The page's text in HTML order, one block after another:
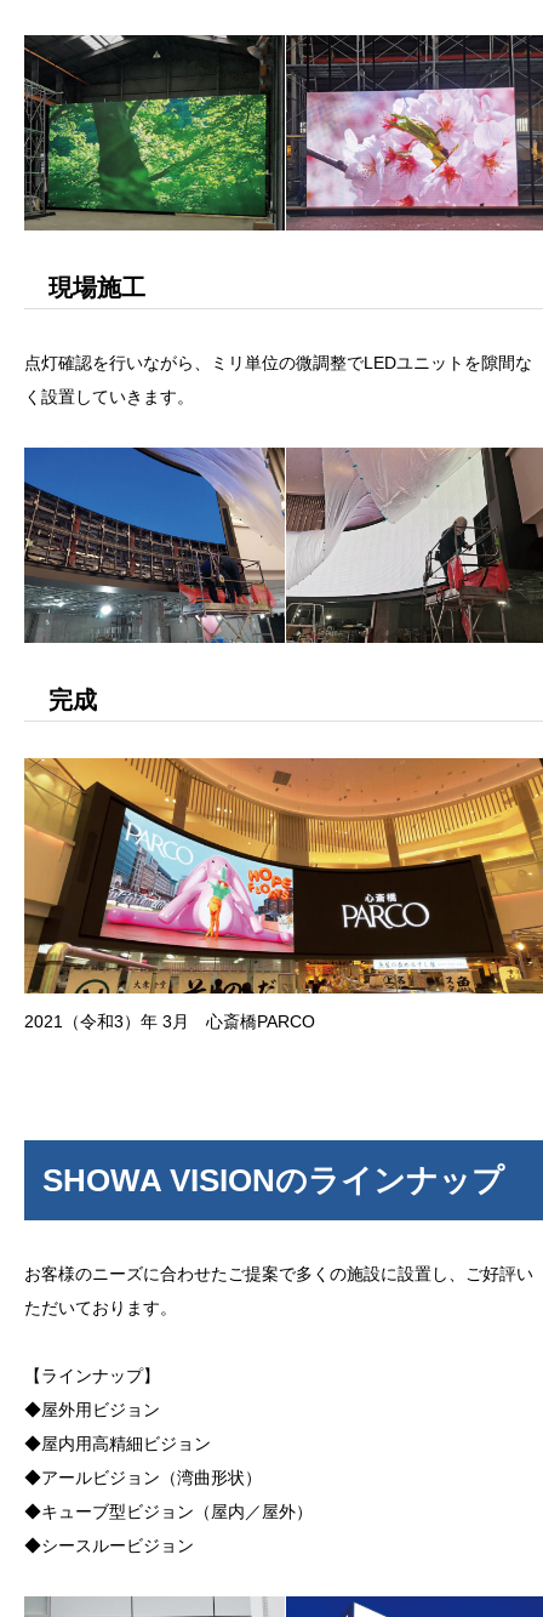
現場施工
点灯確認を行いながら、ミリ単位の微調整でLEDユニットを隙間な
く設置していきます。
完成
2021（令和3）年 3月 心斎橋PARCO
SHOWA VISIONのラインナップ
お客様のニーズに合わせたご提案で多くの施設に設置し、ご好評い
ただいております。
【ラインナップ】
◆屋外用ビジョン
◆屋内用高精細ビジョン
◆アールビジョン（湾曲形状）
◆キューブ型ビジョン（屋内／屋外）
◆シースルービジョン